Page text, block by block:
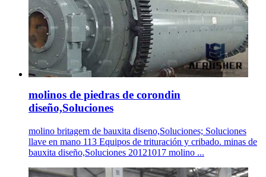
molinos de piedras de corondin
diseño,Soluciones
molino britagem de bauxita diseno,Soluciones; Soluciones
llave en mano 113 Equipos de trituración y cribado. minas de
bauxita diseño,Soluciones 20121017 molino ...